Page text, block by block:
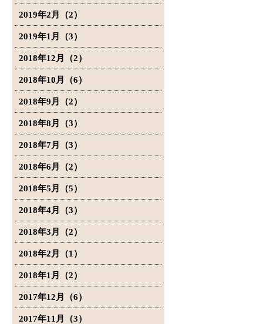
2019年2月（2）
2019年1月（3）
2018年12月（2）
2018年10月（6）
2018年9月（2）
2018年8月（3）
2018年7月（3）
2018年6月（2）
2018年5月（5）
2018年4月（3）
2018年3月（2）
2018年2月（1）
2018年1月（2）
2017年12月（6）
2017年11月（3）